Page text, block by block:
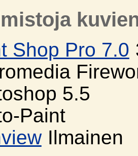
Shop Pro 7.0
5.5
Paint
Ilmainen